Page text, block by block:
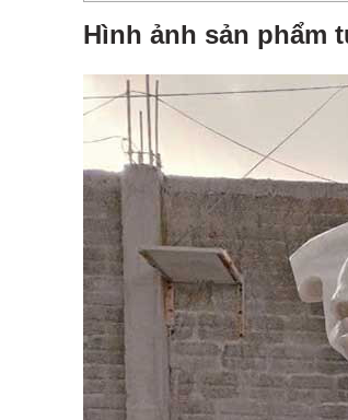
Hình ảnh sản phẩm